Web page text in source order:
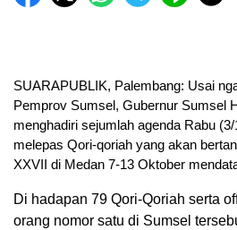
SUARAPUBLIK, Palembang: Usai
Pemprov Sumsel, Gubernur Sumsel
menghadiri sejumlah agenda Rabu
melepas Qori-qoriah yang akan
XXVII di Medan 7-13 Oktober
Di hadapan 79 Qori-Qoriah serta
orang nomor satu di Sumsel